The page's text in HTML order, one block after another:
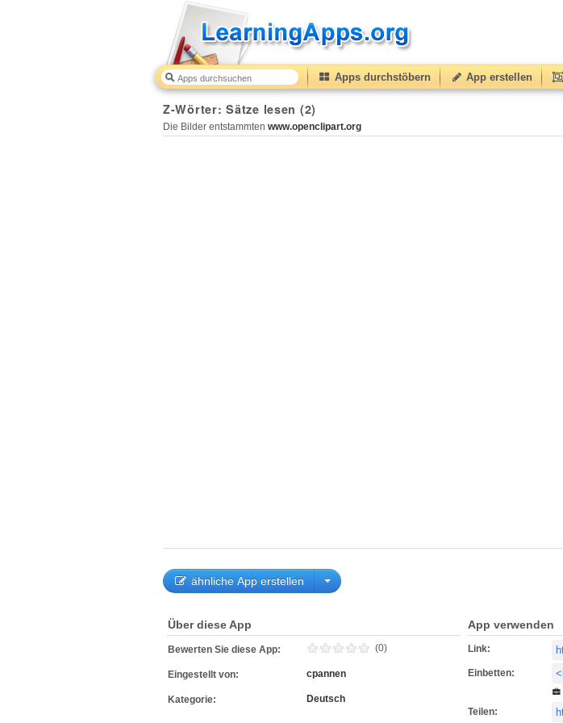
Apps durchstöbern App erstellen
Z-Wörter: Sätze lesen (2)
Die Bilder entstammten www.openclipart.org
ähnliche App erstellen
Über diese App
Bewerten Sie diese App: (0)
Eingestellt von: cpannen
Kategorie: Deutsch
App verwenden
Link:
Einbetten:
Teilen: